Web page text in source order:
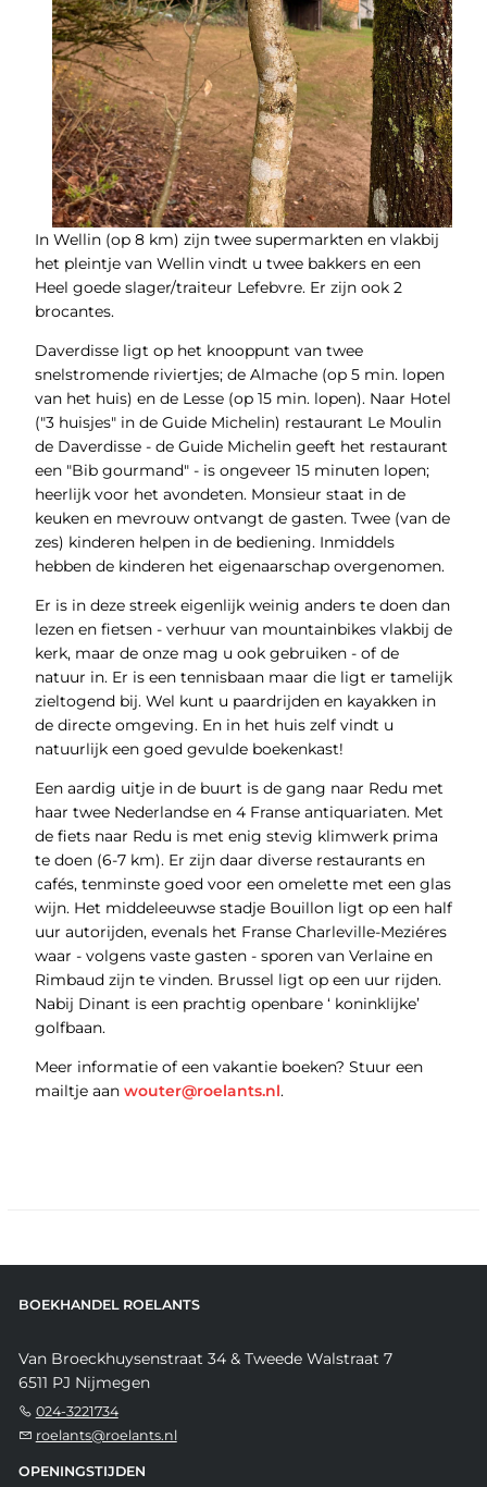
In Wellin (op 8 km) zijn twee supermarkten en vlakbij
het pleintje van Wellin vindt u twee bakkers en een
Heel goede slager/traiteur Lefebvre. Er zijn ook 2
brocantes.
Daverdisse ligt op het knooppunt van twee
snelstromende riviertjes; de Almache (op 5 min. lopen
van het huis) en de Lesse (op 15 min. lopen). Naar Hotel
("3 huisjes" in de Guide Michelin) restaurant Le Moulin
de Daverdisse - de Guide Michelin geeft het restaurant
een "Bib gourmand" - is ongeveer 15 minuten lopen;
heerlijk voor het avondeten. Monsieur staat in de
keuken en mevrouw ontvangt de gasten. Twee (van de
zes) kinderen helpen in de bediening. Inmiddels
hebben de kinderen het eigenaarschap overgenomen.
Er is in deze streek eigenlijk weinig anders te doen dan
lezen en fietsen - verhuur van mountainbikes vlakbij de
kerk, maar de onze mag u ook gebruiken - of de
natuur in. Er is een tennisbaan maar die ligt er tamelijk
zieltogend bij. Wel kunt u paardrijden en kayakken in
de directe omgeving. En in het huis zelf vindt u
natuurlijk een goed gevulde boekenkast!
Een aardig uitje in de buurt is de gang naar Redu met
haar twee Nederlandse en 4 Franse antiquariaten. Met
de fiets naar Redu is met enig stevig klimwerk prima
te doen (6-7 km). Er zijn daar diverse restaurants en
cafés, tenminste goed voor een omelette met een glas
wijn. Het middeleeuwse stadje Bouillon ligt op een half
uur autorijden, evenals het Franse Charleville-Meziéres
waar - volgens vaste gasten - sporen van Verlaine en
Rimbaud zijn te vinden. Brussel ligt op een uur rijden.
Nabij Dinant is een prachtig openbare ‘ koninklijke’
golfbaan.
Meer informatie of een vakantie boeken? Stuur een
mailtje aan wouter@roelants.nl.
BOEKHANDEL ROELANTS
Van Broeckhuysenstraat 34 & Tweede Walstraat 7
6511 PJ Nijmegen
024-3221734
roelants@roelants.nl
OPENINGSTIJDEN